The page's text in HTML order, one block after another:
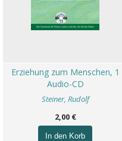
Erziehung zum Menschen, 1
Audio-CD
Steiner, Rudolf
2,00 €
In den Korb